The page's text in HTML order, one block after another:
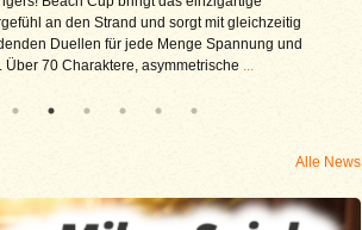
an den Strand und sorgt mit gleichzeitig
Duellen für jede Menge Spannung und
Über 70 Charaktere, asymmetrische ...
Alle News